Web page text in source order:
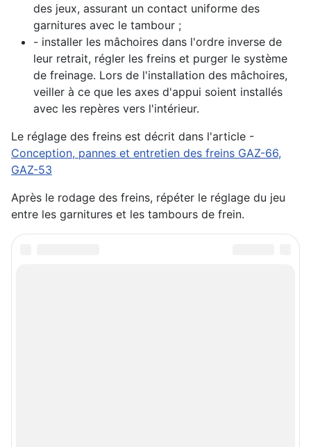
des jeux, assurant un contact uniforme des
garnitures avec le tambour ;
- installer les mâchoires dans l'ordre inverse de
leur retrait, régler les freins et purger le système
de freinage. Lors de l'installation des mâchoires,
veiller à ce que les axes d'appui soient installés
avec les repères vers l'intérieur.
Le réglage des freins est décrit dans l'article -
Conception, pannes et entretien des freins GAZ-66,
GAZ-53
Après le rodage des freins, répéter le réglage du jeu
entre les garnitures et les tambours de frein.